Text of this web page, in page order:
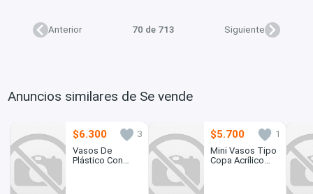
Anterior 70 de 713 Siguiente
Anuncios similares de Se vende
$6.300
3
Vasos De
Plástico Con
$5.700
1
Mini Vasos Tipo
Copa Acrílico